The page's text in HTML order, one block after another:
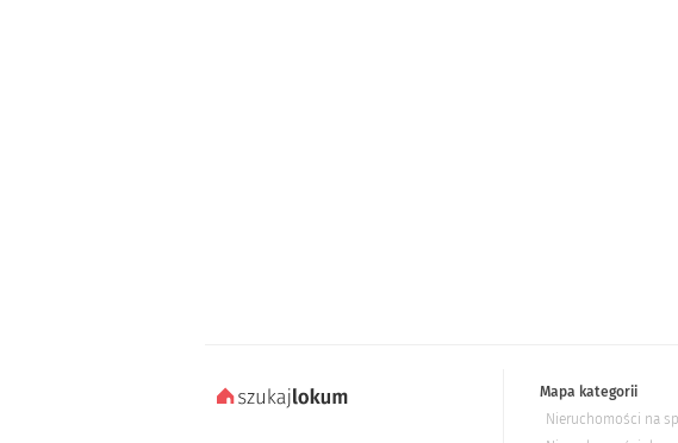
Mapa kategorii
Nieruchomości na